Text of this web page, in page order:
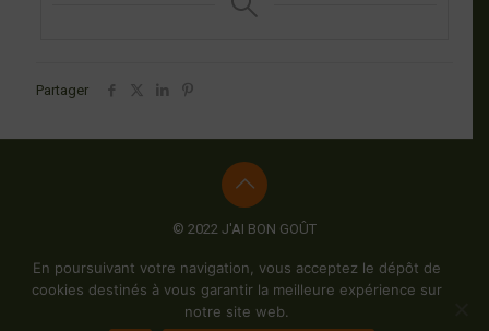
Partager
© 2022 J'AI BON GOÛT
générales de vente-Plan du site - Création du site : Synathos
En poursuivant votre navigation, vous acceptez le dépôt de
cookies destinés à vous garantir la meilleure expérience sur
notre site web.